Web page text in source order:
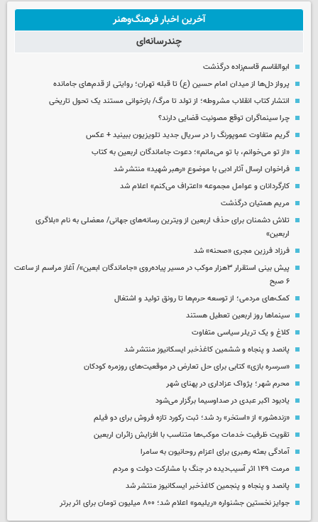
آخرین اخبار فرهنگ‌وهنر
چندرسانه‌ای
ابوالقاسم قاسم‌زاده درگذشت
پرواز دل‌ها از میدان امام حسین (ع) تا قبله تهران؛ روایتی از قدم‌های جامانده
انتشار کتاب انقلاب مشروطه؛ از تولد تا مرگ/ بازخوانی مستند یک تحول تاریخی
چرا سینماگران توقع مصونیت قضایی دارند؟
گریم متفاوت عموپورنگ را در سریال جدید تلویزیون ببینید + عکس
«از تو می‌خوانم، با تو می‌مانم»؛ دعوت جاماندگان اربعین به کتاب
فراخوان ارسال آثار ادبی با موضوع «رهبر شهید» منتشر شد
کارگردانان و عوامل مجموعه «اعتراف می‌کنم» اعلام شد
مریم همتیان درگذشت
تلاش دشمنان برای حذف اربعین از ویترین رسانه‌های جهانی/ معضلی به نام «بلاگری
اربعین»
فرزاد فرزین مجری «صحنه» شد
پیش بینی استقرار ۳هزار موکب در مسیر پیاده‌روی «جاماندگان ابعین»/ آغاز مراسم از ساعت
۶ صبح
کمک‌های مردمی؛ از توسعه حرم‌ها تا رونق تولید و اشتغال
سینماها روز اربعین تعطیل هستند
کلاغ و یک تریلر سیاسی متفاوت
پانصد و پنجاه و ششمین کاغذخبر ایسکانیوز منتشر شد
«سرسره بازی» کتابی برای حل تعارض در موقعیت‌های روزمره کودکان
محرم شهر؛ پژواک عزاداری در پهنای شهر
یادبود اکبر عبدی در صداوسیما برگزار می‌شود
«زنده‌شور» از «استخر» رد شد؛ ثبت رکورد تازه فروش برای دو فیلم
تقویت ظرفیت خدمات موکب‌ها متناسب با افزایش زائران اربعین
آمادگی بعثه رهبری برای اعزام روحانیون به سامرا
مرمت ۱۴۹ اثر آسیب‌دیده در جنگ با مشارکت دولت و مردم
پانصد و پنجاه و پنجمین کاغذخبر ایسکانیوز منتشر شد
جوایز نخستین جشنواره «ریلیمو» اعلام شد؛ ۸۰۰ میلیون تومان برای اثر برتر